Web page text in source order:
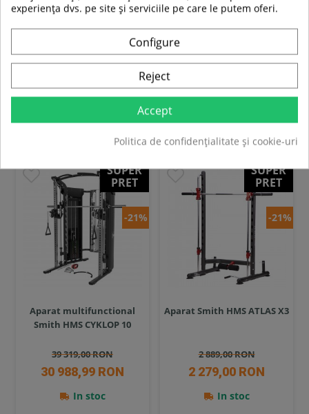
Adauga in cos Adauga in cos
ARTICOLE SPORTIVE NOI
SUPER
PRET
-21%
Aparat multifunctional
Smith HMS CYKLOP 10
39 319,00 RON
30 988,99 RON
In stoc
SUPER
PRET
-21%
Aparat Smith HMS ATLAS X3
2 889,00 RON
2 279,00 RON
In stoc
experiența dvs. pe site și serviciile pe care le putem oferi.
Configure
Reject
Accept
Politica de confidențialitate și cookie-uri